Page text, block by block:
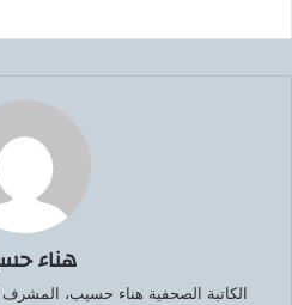
هناء
الكاتبة الصحفية هناء حسيب،